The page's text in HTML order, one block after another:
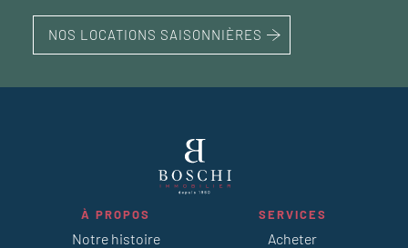
NOS LOCATIONS SAISONNIÈRES
À PROPOS
Notre histoire
SERVICES
Acheter